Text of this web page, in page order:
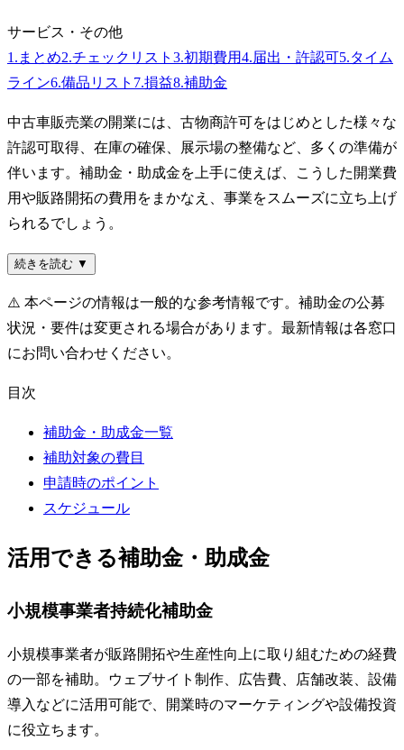
サービス・その他
1 . まとめ2.チェックリスト 3.初期費用4.届出・許認可5.タイム
ライン6.備品リスト 7.損益8.補助金
中古車販売業の開業には、古物商許可をはじめとした様々な
許認可取得、在庫の確保、展示場の整備など、多くの準備が
伴います。補助金・助成金を上手に使えば、こうした開業費
用や販路開拓の費用をまかなえ、事業をスムーズに立ち上げ
られるでしょう。
続きを読む ▼
⚠️ 本ページの情報は一般的な参考情報です。補助金の公募
状況・要件は変更される場合があります。最新情報は各窓口
にお問い合わせください。
目次
補助金・助成金一覧
補助対象の費目
申請時のポイント
スケジュール
活用できる補助金・助成金
小規模事業者持続化補助金
小規模事業者が販路開拓や生産性向上に取り組むための経費
の一部を補助。ウェブサイト制作、広告費、店舗改装、設備
導入などに活用可能で、開業時のマーケティングや設備投資
に役立ちます。